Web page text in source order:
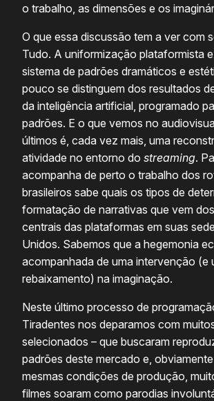
o trabalho, as dimensões e os
O que essa discussão tem a ver com
Tudo. A uniformização plataformista
sistema de padrões dramáticos e
pouco se distinguem dos resultados
da inteligência artificial, programado
padrões. E o que vemos no
últimos é, cada vez mais, uma
atividade no entorno do streaming.
acompanha de perto o trabalho dos
brasileiros sabe quais os tipos de
formatação de narrativas que vem
centrais das plataformas em suas
Unidos. Sabemos que a hegemonia
acompanhada de uma intervenção (e
rebaixamento) na imaginação.
Neste último processo de
Tiradentes nos deparamos com
selecionados – que buscaram
padrões deste mercado e,
mesmas condições de produção,
filmes soaram como parodias